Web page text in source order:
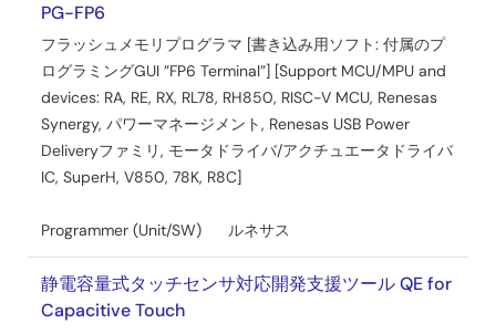
2024年7月22日
ツールニュース－リリース
【バージョンアップ】統合開発環境 e² studio 2024-07
PDF
260 KB
English
2024年7月20日
【注意事項】統合開発環境 CS+、e² studio(RX671,RX26T用
IOヘッダファイルの注意事項)
PDF
164 KB
English
2024年7月20日
PG-FP6
フラッシュメモリプログラマ [書き込み用ソフト: 付属のプ
ログラミングGUI ”FP6 Terminal”] [Support MCU/MPU and
devices: RA, RE, RX, RL78, RH850, RISC-V MCU, Renesas
Synergy, パワーマネージメント, Renesas USB Power
Deliveryファミリ, モータドライバ/アクチュエータドライバ
IC, SuperH, V850, 78K, R8C]
Programmer (Unit/SW) ルネサス
静電容量式タッチセンサ対応開発支援ツール QE for
Capacitive Touch